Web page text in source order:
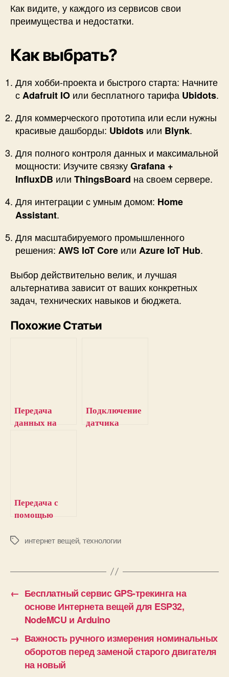
Как видите, у каждого из сервисов свои
преимущества и недостатки.
Как выбрать?
Для хобби-проекта и быстрого старта: Начните
сAdafruit IO или бесплатного тарифа Ubidots.
Для коммерческого прототипа или если нужны
красивые дашборды: Ubidots или Blynk.
Для полного контроля данных и максимальной
мощности: Изучите связкуGrafana +
InfluxDB или ThingsBoard на своем сервере.
Для интеграции с умным домом: Home
Assistant.
Для масштабируемого промышленного
решения: AWS IoT Core или Azure IoT Hub.
Выбор действительно велик, и лучшая
альтернатива зависит от ваших конкретных
задач, технических навыков и бюджета.
Похожие Статьи
Передача
данных на
Подключение
датчика
Передача с
помощью
ESP8266
ThingSpeak
М
к
интернет вещей, технологии
← Бесплатный сервис GPS-трекинга на
основе Интернета вещей для ESP32,
NodeMCU и Arduino
→ Важность ручного измерения номинальных
оборотов перед заменой старого двигателя
на новый